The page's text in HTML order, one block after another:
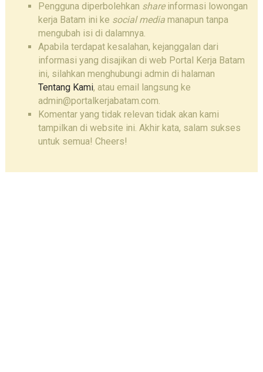
Pengguna diperbolehkan shareinformasi lowongan
kerja Batam ini ke social mediamanapun tanpa
mengubah isi di dalamnya.
Apabila terdapat kesalahan, kejanggalan dari
informasi yang disajikan di web Portal Kerja Batam
ini, silahkan menghubungi admin di halaman
Tentang Kami, atau email langsung ke
admin@portalkerjabatam.com.
Komentar yang tidak relevan tidak akan kami
tampilkan di website ini. Akhir kata, salam sukses
untuk semua! Cheers!